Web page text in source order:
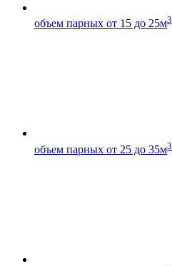
объем парных от 15 до 25м3
объем парных от 25 до 35м3